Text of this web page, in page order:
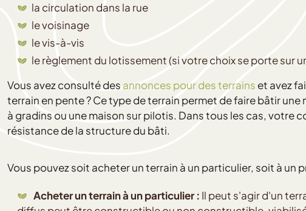
la circulation dans la rue
le voisinage
le vis-à-vis
le règlement du lotissement (si votre choix se porte sur
Vous avez consulté des annonces pour des terrains et avez
terrain en pente ? Ce type de terrain permet de faire bâtir
à gradins ou une maison sur pilotis. Dans tous les cas, votre
résistance de la structure du bâti.
Vous pouvez soit acheter un terrain à un particulier, soit à un
Acheter un terrain à un particulier : Il peut s'agir d'un